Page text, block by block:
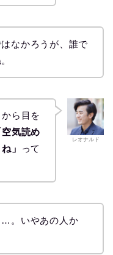
なかろうが、誰で
レオナルド
ら目を
空気読め
」
って
…。いやあの人か